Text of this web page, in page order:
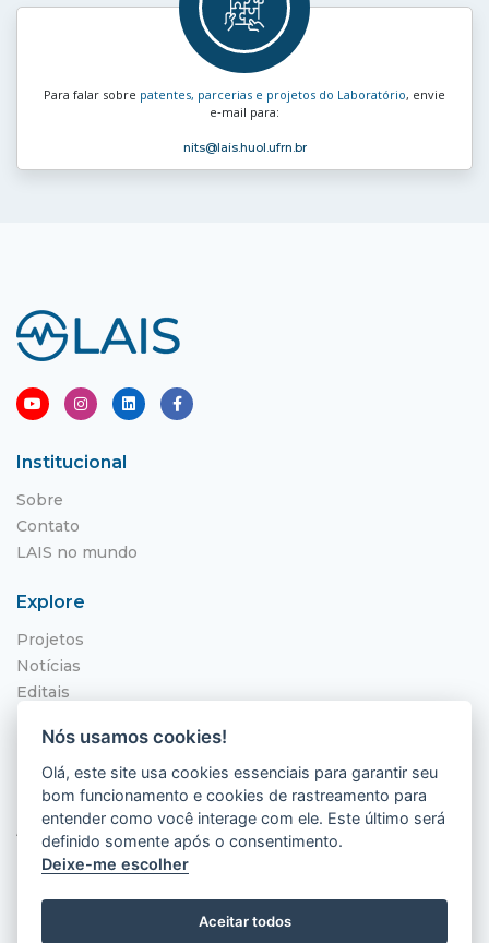
Para falar sobre patentes, parcerias e projetos do Laboratório, envie
e‑mail para:
nits@lais.huol.ufrn.br
Institucional
Sobre
Contato
LAIS no mundo
Explore
Projetos
Notícias
Editais
Localização
Hospital Universitário Onofre Lopes - HUOL
Av. Nilo Peçanha, 620 - Petrópolis
Natal - RN, 59012-300
Nós usamos cookies!
Olá, este site usa cookies essenciais para garantir seu
bom funcionamento e cookies de rastreamento para
entender como você interage com ele. Este último será
definido somente após o consentimento.
Deixe-me escolher
Aceitar todos